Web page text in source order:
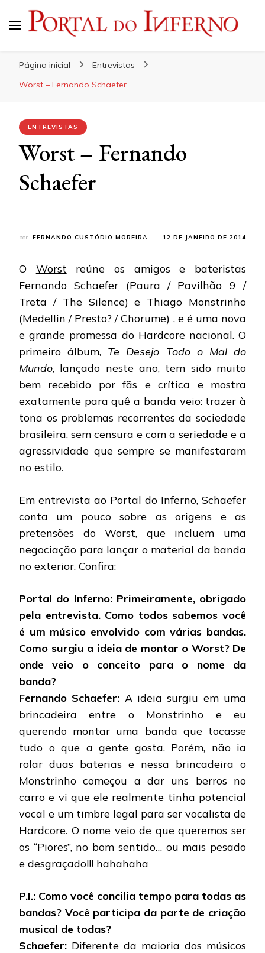
Página inicial
Entrevistas
Worst – Fernando Schaefer
ENTREVISTAS
Worst – Fernando
Schaefer
por FERNANDO CUSTÓDIO MOREIRA 12 DE JANEIRO DE 2014
O Worst reúne os amigos e bateristas
Fernando Schaefer (Paura / Pavilhão 9 /
Treta / The Silence) e Thiago Monstrinho
(Medellin / Presto? / Chorume) , e é uma nova
e grande promessa do Hardcore nacional. O
primeiro álbum, Te Desejo Todo o Mal do
Mundo, lançado neste ano, tem sido muito
bem recebido por fãs e crítica e mostra
exatamente para quê a banda veio: trazer à
tona os problemas recorrentes da sociedade
brasileira, sem censura e com a seriedade e a
agressividade que sempre se manifestaram
no estilo.
Em entrevista ao Portal do Inferno, Schaefer
conta um pouco sobre as origens e as
pretensões do Worst, que incluem uma
negociação para lançar o material da banda
no exterior. Confira:
Portal do Inferno: Primeiramente, obrigado
pela entrevista. Como todos sabemos você
é um músico envolvido com várias bandas.
Como surgiu a ideia de montar o Worst? De
onde veio o conceito para o nome da
banda?
Fernando Schaefer: A ideia surgiu em uma
brincadeira entre o Monstrinho e eu
querendo montar uma banda que tocasse
tudo o que a gente gosta. Porém, não ia
rolar duas baterias e nessa brincadeira o
Monstrinho começou a dar uns berros no
carro e vi que ele realmente tinha potencial
vocal e um timbre legal para ser vocalista de
Hardcore. O nome veio de que queremos ser
os “Piores”, no bom sentido… ou mais pesado
e desgraçado!!! hahahaha
P.I.: Como você concilia tempo para todas as
bandas? Você participa da parte de criação
musical de todas?
Schaefer: Diferente da maioria dos músicos